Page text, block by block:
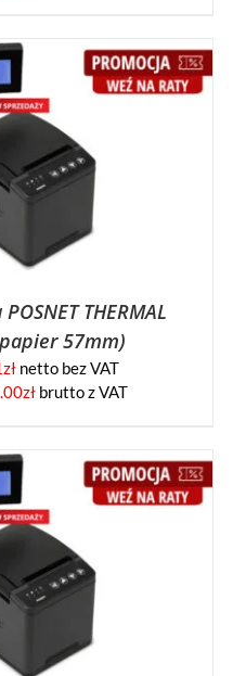
THERMAL
57mm)
zł netto bez VAT
złbrutto z VAT